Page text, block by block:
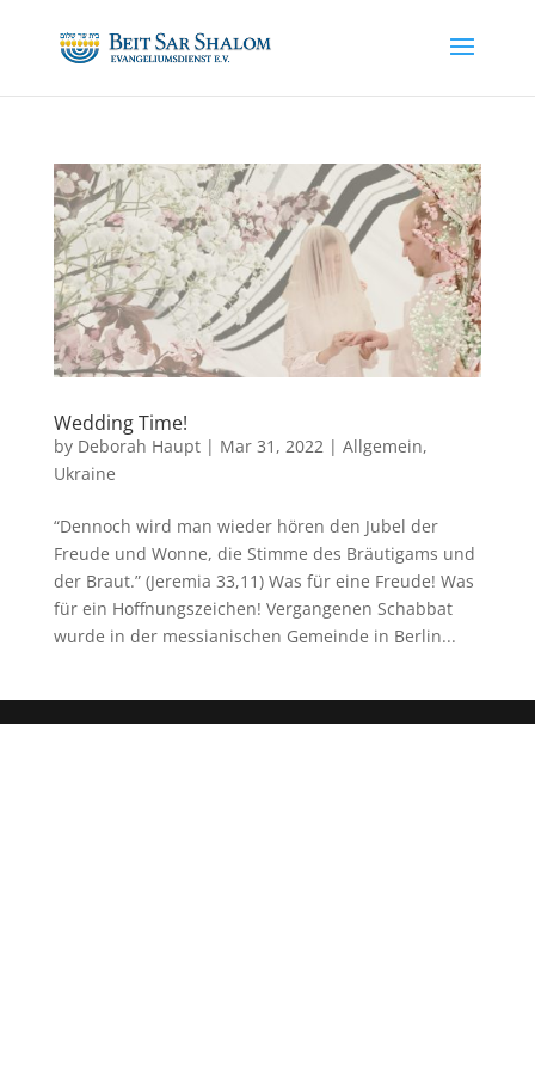
Wedding Time!
by Deborah Haupt| Mar 31, 2022| Allgemein,
Ukraine
“Dennoch wird man wieder hören den Jubel der
Freude und Wonne, die Stimme des Bräutigams und
der Braut.” (Jeremia 33,11) Was für eine Freude! Was
für ein Hoffnungszeichen! Vergangenen Schabbat
wurde in der messianischen Gemeinde in Berlin...